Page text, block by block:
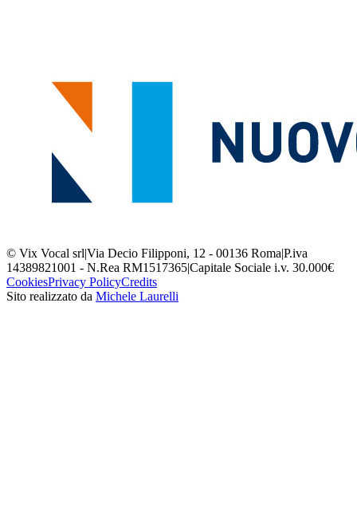
© Vix Vocal srl|Via Decio Filipponi, 12 - 00136 Roma|P.iva
14389821001 - N.Rea RM1517365|Capitale Sociale i.v. 30.000€
CookiesPrivacy PolicyCredits
Sito realizzato da Michele Laurelli